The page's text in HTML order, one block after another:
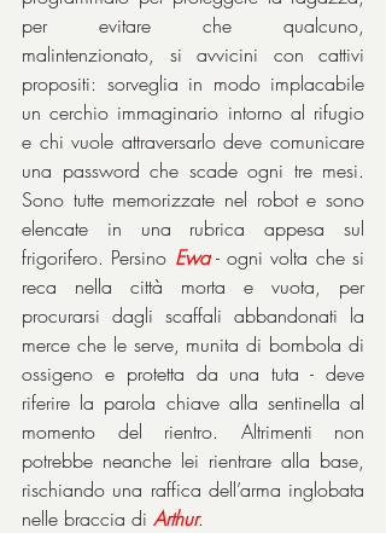
per evitare che qualcuno,
malintenzionato, si avvicini con cattivi
propositi: sorveglia in modo implacabile
un cerchio immaginario intorno al rifugio
e chi vuole attraversarlo deve comunicare
una password che scade ogni tre mesi.
Sono tutte memorizzate nel robot e sono
elencate in una rubrica appesa sul
frigorifero. Persino Ewa - ogni volta che si
reca nella città morta e vuota, per
procurarsi dagli scaffali abbandonati la
merce che le serve, munita di bombola di
ossigeno e protetta da una tuta - deve
riferire la parola chiave alla sentinella al
momento del rientro. Altrimenti non
potrebbe neanche lei rientrare alla base,
rischiando una raffica dell’arma inglobata
nelle braccia di Arthur.